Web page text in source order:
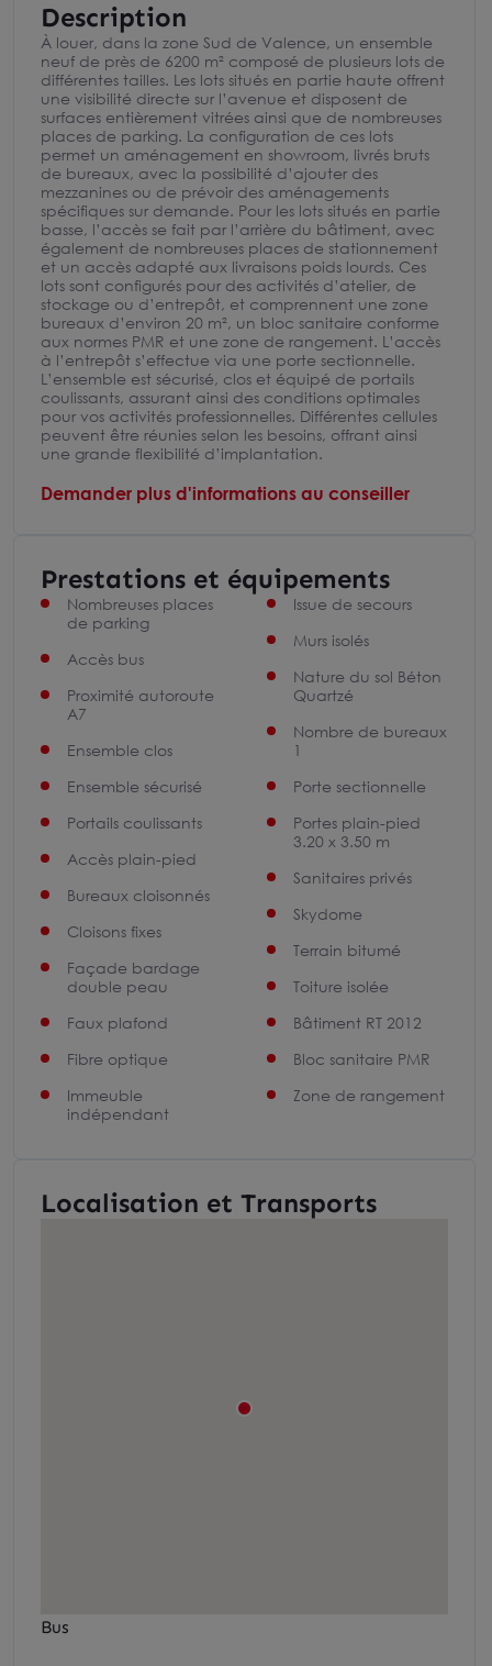
Description
À louer, dans la zone Sud de Valence, un ensemble
neuf de près de 6200 m² composé de plusieurs lots de
différentes tailles. Les lots situés en partie haute offrent
une visibilité directe sur l’avenue et disposent de
surfaces entièrement vitrées ainsi que de nombreuses
places de parking. La configuration de ces lots
permet un aménagement en showroom, livrés bruts
de bureaux, avec la possibilité d’ajouter des
mezzanines ou de prévoir des aménagements
spécifiques sur demande. Pour les lots situés en partie
basse, l’accès se fait par l’arrière du bâtiment, avec
également de nombreuses places de stationnement
et un accès adapté aux livraisons poids lourds. Ces
lots sont configurés pour des activités d’atelier, de
stockage ou d’entrepôt, et comprennent une zone
bureaux d’environ 20 m², un bloc sanitaire conforme
aux normes PMR et une zone de rangement. L’accès
à l’entrepôt s’effectue via une porte sectionnelle.
L’ensemble est sécurisé, clos et équipé de portails
coulissants, assurant ainsi des conditions optimales
pour vos activités professionnelles. Différentes cellules
peuvent être réunies selon les besoins, offrant ainsi
une grande flexibilité d’implantation.
Demander plus d'informations au conseiller
Prestations et équipements
Nombreuses places
de parking
Accès bus
Proximité autoroute
A7
Ensemble clos
Ensemble sécurisé
Portails coulissants
Accès plain-pied
Bureaux cloisonnés
Cloisons fixes
Façade bardage
double peau
Faux plafond
Fibre optique
Immeuble
indépendant
Issue de secours
Murs isolés
Nature du sol Béton
Quartzé
Nombre de bureaux
1
Porte sectionnelle
Portes plain-pied
3.20 x 3.50 m
Sanitaires privés
Skydome
Terrain bitumé
Toiture isolée
Bâtiment RT 2012
Bloc sanitaire PMR
Zone de rangement
Localisation et Transports
Bus